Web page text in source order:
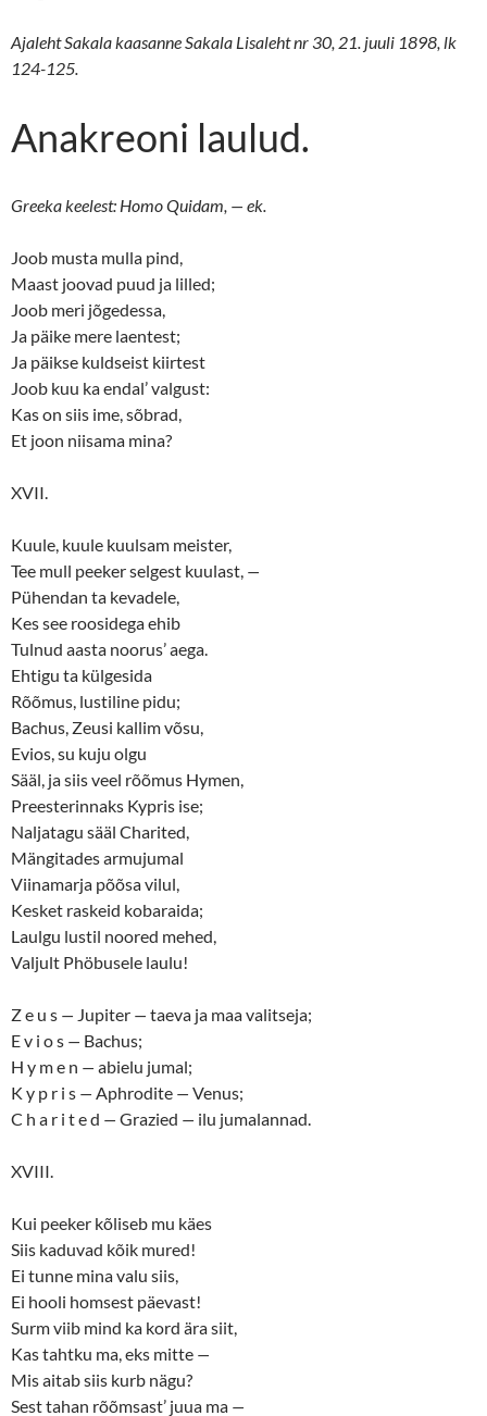
Ajaleht Sakala kaasanne Sakala Lisaleht nr 30, 21. juuli 1898, lk
124-125.
Anakreoni laulud.
Greeka keelest: Homo Quidam, — ek.
Joob musta mulla pind,
Maast joovad puud ja lilled;
Joob meri jõgedessa,
Ja päike mere laentest;
Ja päikse kuldseist kiirtest
Joob kuu ka endal’ valgust:
Kas on siis ime, sõbrad,
Et joon niisama mina?
XVII.
Kuule, kuule kuulsam meister,
Tee mull peeker selgest kuulast, —
Pühendan ta kevadele,
Kes see roosidega ehib
Tulnud aasta noorus’ aega.
Ehtigu ta külgesida
Rõõmus, lustiline pidu;
Bachus, Zeusi kallim võsu,
Evios, su kuju olgu
Sääl, ja siis veel rõõmus Hymen,
Preesterinnaks Kypris ise;
Naljatagu sääl Charited,
Mängitades armujumal
Viinamarja põõsa vilul,
Kesket raskeid kobaraida;
Laulgu lustil noored mehed,
Valjult Phöbusele laulu!
Z e u s — Jupiter — taeva ja maa valitseja;
E v i o s — Bachus;
H y m e n — abielu jumal;
K y p r i s — Aphrodite — Venus;
C h a r i t e d — Grazied — ilu jumalannad.
XVIII.
Kui peeker kõliseb mu käes
Siis kaduvad kõik mured!
Ei tunne mina valu siis,
Ei hooli homsest päevast!
Surm viib mind ka kord ära siit,
Kas tahtku ma, eks mitte —
Mis aitab siis kurb nägu?
Sest tahan rõõmsast’ juua ma —